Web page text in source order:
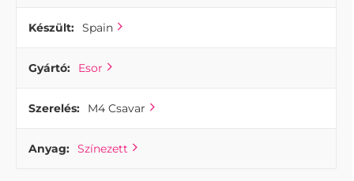
Készült: Spain
Gyártó: Esor
Szerelés: M4 Csavar
Anyag: Színezett